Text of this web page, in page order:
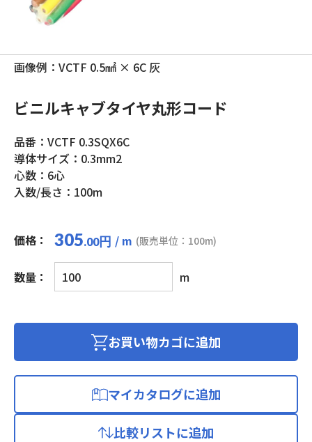
画像例：VCTF 0.5㎟ × 6C 灰
ビニルキャブタイヤ丸形コード
品番：VCTF 0.3SQX6C
導体サイズ：0.3mm2
心数：6心
入数/長さ：100m
価格： 305.00円 / m (販売単位：100m)
数量：
ビ
ニ
キ
丸
m
お買い物カゴに追加
マイカタログに追加
比較リストに追加